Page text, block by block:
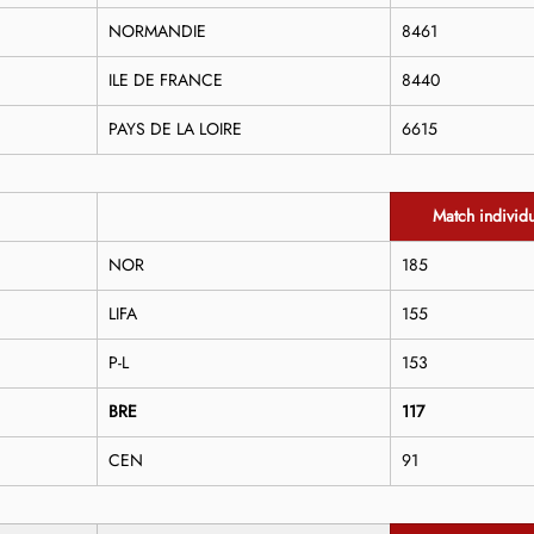
NORMANDIE 8461
ILE DE FRANCE 8440
PAYS DE LA LOIRE 6615
Match
NOR 185
LIFA 155
P-L 153
BRE 117
CEN 91